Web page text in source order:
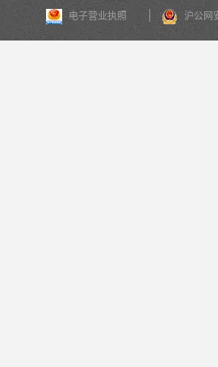
电子营业执照 沪公网